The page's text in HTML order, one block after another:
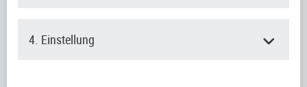
4. Einstellung